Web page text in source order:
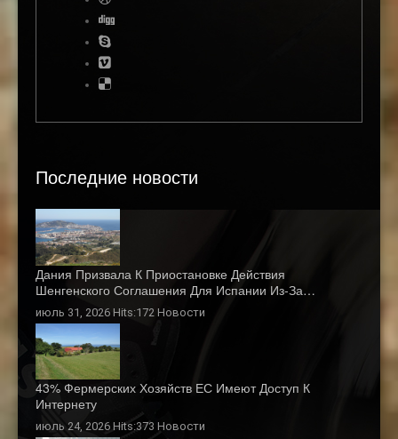
Последние новости
Дания Призвала К Приостановке Действия
Шенгенского Соглашения Для Испании Из-За…
июль 31, 2026 Hits:172 Новости
43% Фермерских Хозяйств ЕС Имеют Доступ К
Интернету
июль 24, 2026 Hits:373 Новости